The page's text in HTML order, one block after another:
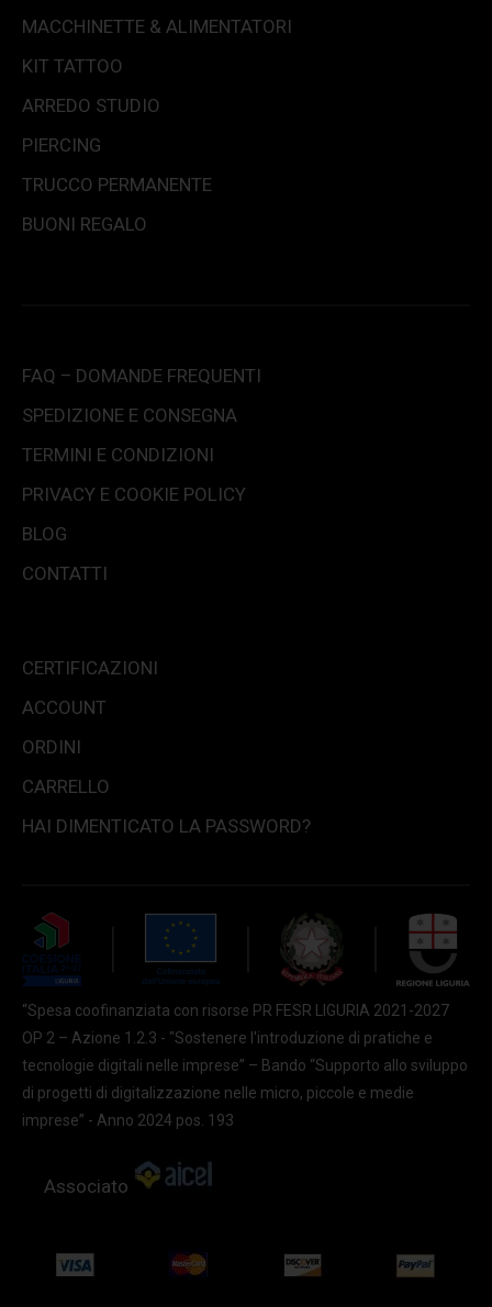
MACCHINETTE & ALIMENTATORI
KIT TATTOO
ARREDO STUDIO
PIERCING
TRUCCO PERMANENTE
BUONI REGALO
FAQ – DOMANDE FREQUENTI
SPEDIZIONE E CONSEGNA
TERMINI E CONDIZIONI
PRIVACY E COOKIE POLICY
BLOG
CONTATTI
CERTIFICAZIONI
ACCOUNT
ORDINI
CARRELLO
HAI DIMENTICATO LA PASSWORD?
“Spesa coofinanziata con risorse PR FESR LIGURIA 2021-2027
OP 2 – Azione 1.2.3 - "Sostenere l'introduzione di pratiche e
tecnologie digitali nelle imprese” – Bando “Supporto allo sviluppo
di progetti di digitalizzazione nelle micro, piccole e medie
imprese” - Anno 2024 pos. 193
Associato